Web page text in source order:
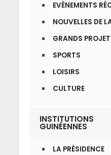
EVÈNEMENTS
NOUVELLES DE
GRANDS
SPORTS
LOISIRS
CULTURE
INSTITUTIONS
GUINÉENNES
LA PRÉSIDENCE